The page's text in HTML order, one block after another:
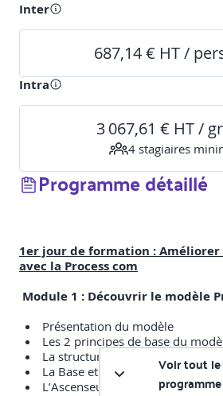
Inter
687,14 € HT /
Intra
3 067,61 € HT /
4 stagiaires
Programme détaillé
1er jour de formation :
avec la Process com
Module 1 : Découvrir le modèle
Présentation du modèle
Les 2 principes de base du
La structure de personnalité
La Base et la Phase
L’Ascenseur
Voir tout le
programme